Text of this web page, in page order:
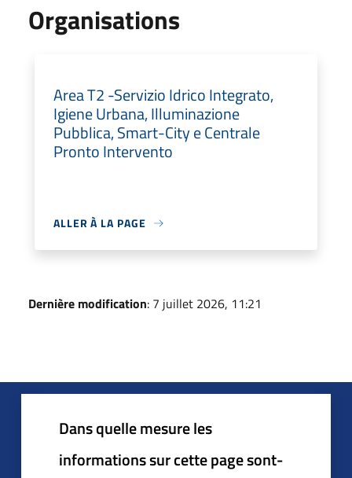
Organisations
Area T2 -Servizio Idrico Integrato,
Igiene Urbana, Illuminazione
Pubblica, Smart-City e Centrale
Pronto Intervento
ALLER À LA PAGE
Dernière modification: 7 juillet 2026, 11:21
Dans quelle mesure les
informations sur cette page sont-